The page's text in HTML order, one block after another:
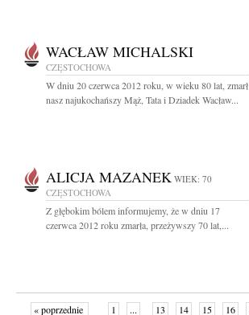
WACŁAW MICHALSKI
CZĘSTOCHOWA
W dniu 20 czerwca 2012 roku, w wieku 80 lat, zmarł
nasz najukochańszy Mąż, Tata i Dziadek Wacław...
ALICJA MAZANEK WIEK: 70
CZĘSTOCHOWA
Z głębokim bólem informujemy, że w dniu 17
czerwca 2012 roku zmarła, przeżywszy 70 lat,...
« poprzednie 1 ... 13 14 15 16